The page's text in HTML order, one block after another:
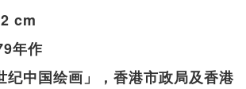
cm
年作
纪中国绘画」，香港市政局及香港